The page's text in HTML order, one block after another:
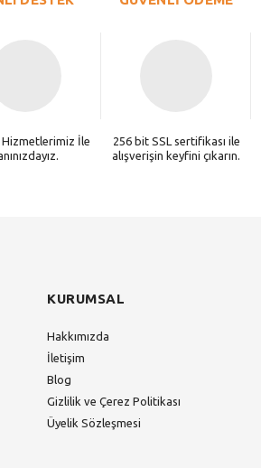
İle
256 bit SSL sertifikası ile
alışverişin keyfini çıkarın.
KURUMSAL
Hakkımızda
İletişim
Blog
Gizlilik ve Çerez Politikası
Üyelik Sözleşmesi